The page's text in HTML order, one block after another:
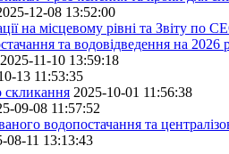
12-08 13:52:00
на місцевому рівні та Звіту по
та водовідведення на 2026
2025-11-10 13:59:18
13 11:53:35
скликання 2025-10-01 11:56:38
09-08 11:57:52
водопостачання та
08-11 13:13:43